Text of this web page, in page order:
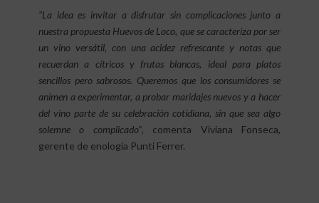
"La idea es invitar a disfrutar sin complicaciones junto a
nuestra propuesta Huevos de Loco, que se caracteriza por ser
un vino versátil, con una acidez refrescante y notas que
recuerdan a cítricos y frutas blancas, ideal para platos
sencillos pero sabrosos. Queremos que los consumidores se
animen a experimentar, a probar maridajes nuevos y a hacer
del vino parte de su celebración cotidiana, sin que sea algo
solemne o complicado”, comenta Viviana Fonseca,
gerente de enología Punti Ferrer.